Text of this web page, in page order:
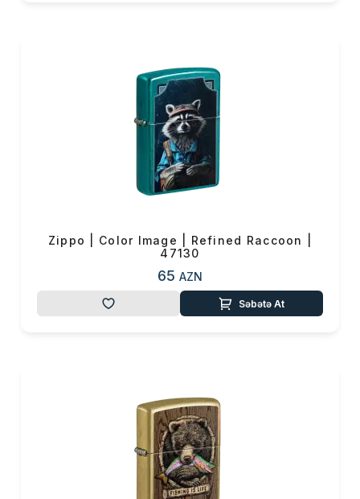
Zippo | Color Image | Refined Raccoon |
47130
65 AZN
Səbətə At
Sifarişin detalları